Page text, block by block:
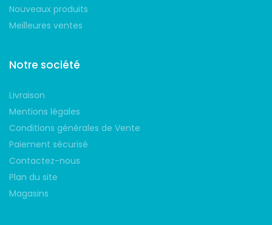
Nouveaux produits
Meilleures ventes
Notre société
Livraison
Mentions légales
Conditions générales de Vente
Paiement sécurisé
Contactez-nous
Plan du site
Magasins